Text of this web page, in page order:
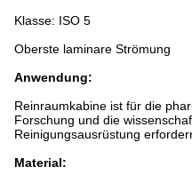
Klasse: ISO 5
Oberste laminare Strömung
Anwendung:
Reinraumkabine ist für die
Forschung und die
Reinigungsausrüstung
Material: